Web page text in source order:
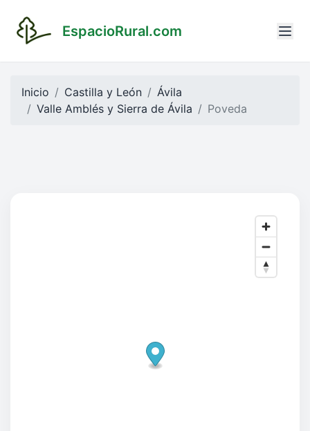
EspacioRural.com
Inicio Castilla y León
Ávila
Valle Amblés y Sierra de Ávila
Poveda